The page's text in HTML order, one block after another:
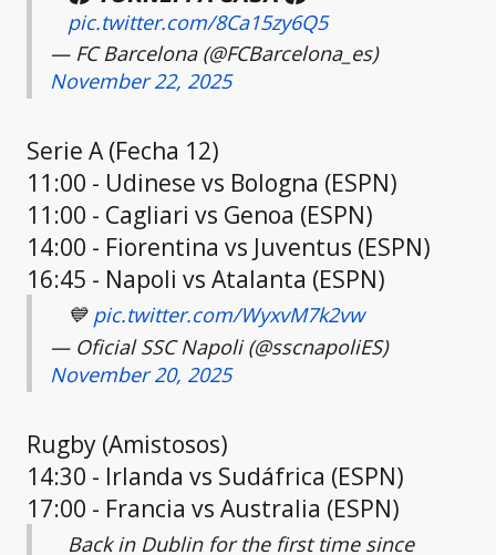
pic.twitter.com/8Ca15zy6Q5
— FC Barcelona (@FCBarcelona_es)
November 22, 2025
Serie A (Fecha 12)
11:00 - Udinese vs Bologna (ESPN)
11:00 - Cagliari vs Genoa (ESPN)
14:00 - Fiorentina vs Juventus (ESPN)
16:45 - Napoli vs Atalanta (ESPN)
💙 pic.twitter.com/WyxvM7k2vw
— Oficial SSC Napoli (@sscnapoliES)
November 20, 2025
Rugby (Amistosos)
14:30 - Irlanda vs Sudáfrica (ESPN)
17:00 - Francia vs Australia (ESPN)
Back in Dublin for the first time since